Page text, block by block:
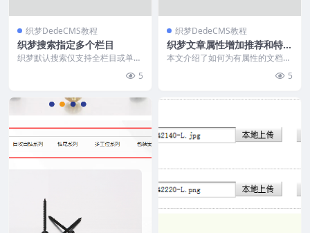
织梦DedeCMS教程
织梦搜索指定多个栏目
织梦默认搜索仅支持全栏目或单栏
5
织梦DedeCMS教程
织梦文章属性增加推荐和特荐
图标
本文介绍了如何为有属性的文档添
5